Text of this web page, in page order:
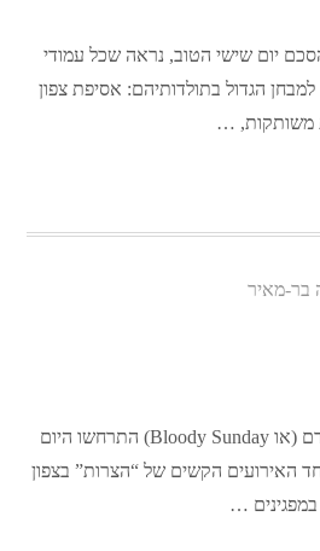
לחתימת הסכם יום שישי הטוב, נראה שכל עמודי
הגדול בתולדותיהם: אסיפת צפון
משותקות, …
בר-מאיר
אירועי יום ראשון העקוב מדם (או Bloody Sunday) התרחשו היום
האירועים הקשים של “הצרות” בצפון
במפגינים …